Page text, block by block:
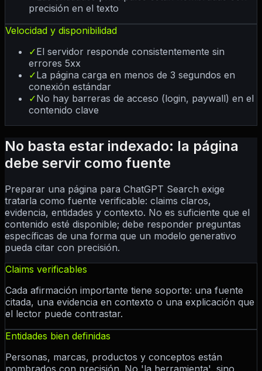
precisión en el texto
Velocidad y disponibilidad
✓El servidor responde consistentemente sin
errores 5xx
✓La página carga en menos de 3 segundos en
conexión estándar
✓No hay barreras de acceso (login, paywall) en el
contenido clave
No basta estar indexado: la página
debe servir como fuente
Preparar una página para ChatGPT Search exige
tratarla como fuente verificable: claims claros,
evidencia, entidades y contexto. No es suficiente que el
contenido esté disponible; debe responder preguntas
específicas de una forma que un modelo generativo
pueda citar con precisión.
Claims verificables
Cada afirmación importante tiene soporte: una fuente
citada, una evidencia en contexto o una explicación que
el lector puede contrastar.
Entidades bien definidas
Personas, marcas, productos y conceptos están
nombrados con precisión. No 'la herramienta', sino